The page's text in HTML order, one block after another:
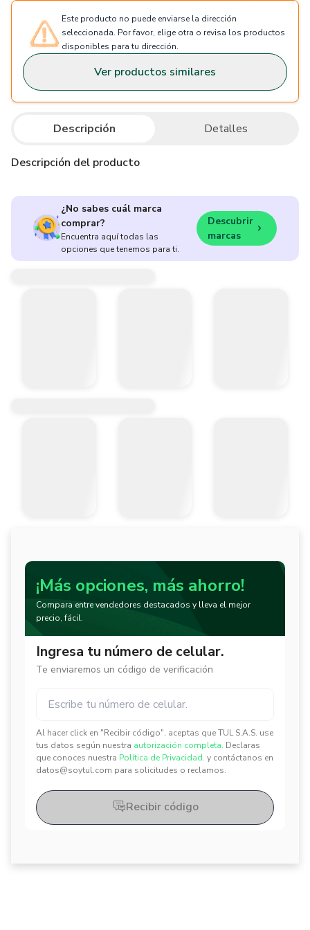
Este producto no puede enviarse la dirección
seleccionada. Por favor, elige otra o revisa los productos
disponibles para tu dirección.
Ver productos similares
Descripción Detalles
Descripción del producto
¿No sabes cuál marca
comprar?
Encuentra aquí todas las
opciones que tenemos para ti.
Descubrir
marcas
¡Más opciones, más ahorro!
Compara entre vendedores destacados y lleva el mejor
precio, fácil.
Ingresa tu número de celular.
Te enviaremos un código de verificación
Al hacer click en "Recibir código", aceptas que TUL S.A.S. use
tus datos según nuestra autorización completa. Declaras
que conoces nuestra Política de Privacidad. y contáctanos en
datos@soytul.com para solicitudes o reclamos.
✕
✕
Recibir código